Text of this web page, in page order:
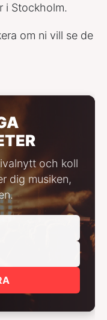
i Stockholm.
om ni vill se de
och koll
dig musiken,